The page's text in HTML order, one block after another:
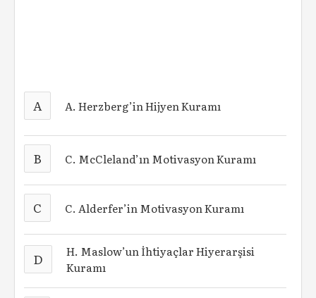
A A. Herzberg’in Hijyen Kuramı
B C. McCleland’ın Motivasyon Kuramı
C C. Alderfer’in Motivasyon Kuramı
D
H. Maslow’un İhtiyaçlar Hiyerarşisi
Kuramı